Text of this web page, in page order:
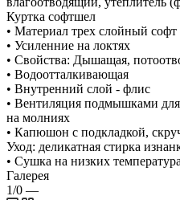
Куртка софтшел
• Материал трех слойный
• Усиленние на локтях
• Свойства: Дышащая,
• Водоотталкивающая
• Внутренний слой - флис
• Вентиляция подмышками
на молниях
• Капюшон с подкладкой,
Уход: деликатная стирка
• Сушка на низких
Галерея
1/0 —